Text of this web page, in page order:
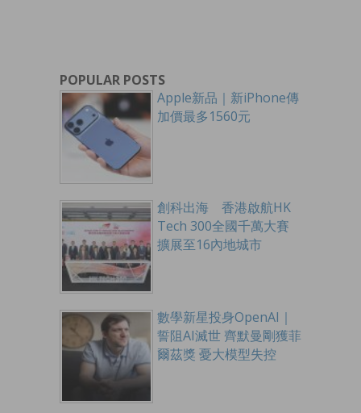
POPULAR POSTS
Apple新品｜新iPhone傳
加價最多1560元
創科出海 香港啟航HK
Tech 300全國千萬大賽
擴展至16內地城市
數學新星投身OpenAI｜
誓阻AI滅世 齊默曼剛獲菲
爾茲獎 憂大模型失控